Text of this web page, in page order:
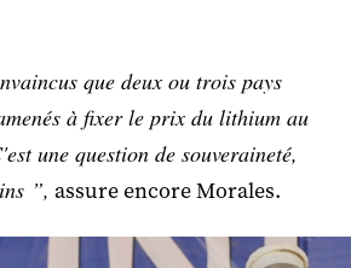
que deux ou trois pays
à fixer le prix du lithium au
une question de souveraineté,
”, assure encore Morales.